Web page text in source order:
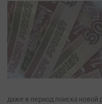
даже в период поиска новой